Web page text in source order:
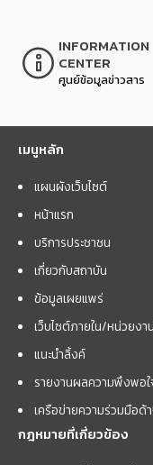
INFORMATION
CENTER
ศูนย์ข้อมูลข่าวสาร
เมนูหลัก
แผนผังเว็บไซต์
หน้าแรก
บริการประชาชน
เกี่ยวกับสถาบัน
ข้อมูลเผยแพร่
เว็บไซต์ภายใน/หน่วยงา
แนะนำลิ้งค์
รายงานผลความพึงพอ
เครือข่ายความร่วมมือด้
กฎหมายที่เกี่ยวข้อง